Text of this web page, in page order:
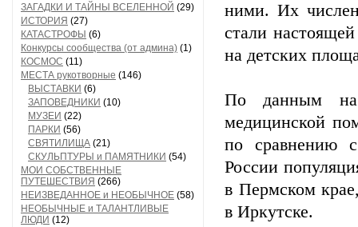
ЗАГАДКИ И ТАЙНЫ ВСЕЛЕННОЙ (29)
ИСТОРИЯ (27)
КАТАСТРОФЫ (6)
Конкурсы сообщества (от админа) (1)
КОСМОС (11)
МЕСТА рукотворные (146)
ВЫСТАВКИ (6)
ЗАПОВЕДНИКИ (10)
МУЗЕИ (22)
ПАРКИ (56)
СВЯТИЛИЩА (21)
СКУЛЬПТУРЫ и ПАМЯТНИКИ (54)
МОИ СОБСТВЕННЫЕ
ПУТЕШЕСТВИЯ (266)
НЕИЗВЕДАННОЕ и НЕОБЫЧНОЕ (58)
НЕОБЫЧНЫЕ и ТАЛАНТЛИВЫЕ
ЛЮДИ (12)
ними. Их
стали
на детских
По данным на
медицинской
по сравнению
России
в Пермском
в Иркутске.